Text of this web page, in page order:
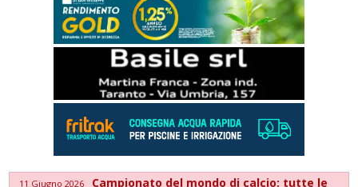
11 Giugno 2026
Campionato del mondo di calcio: tutte le